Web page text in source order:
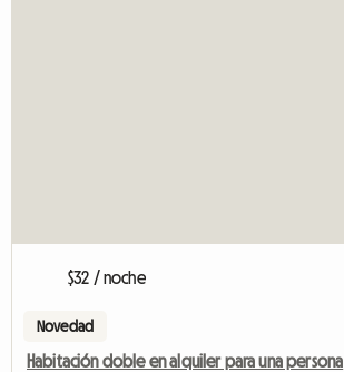
$32 / noche
Novedad
Habitación doble en alquiler para una persona